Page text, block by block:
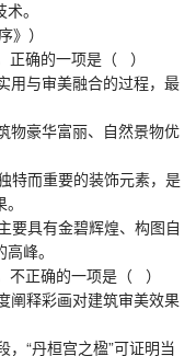
。
）
确的一项是（ ）
与审美融合的过程，最
豪华富丽、自然景物优
而重要的装饰元素，是
具有金碧辉煌、构图自
峰。
正确的一项是（ ）
释彩画对建筑审美效果
“丹桓宫之楹”可证明当